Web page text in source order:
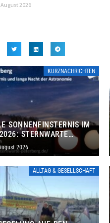
2026
KURZNACHRICHTEN
SONNENFINSTERNIS IM
STERNWARTE
ÖFFNET KOSTENLOS
2026
ALLTAG & GESELLSCHAFT